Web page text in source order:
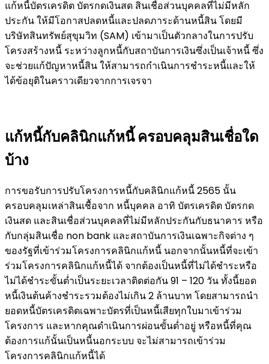
แก้หนี้บัตรเครดิต บัตรกดเงินสด สินเชื่อส่วนบุคคลที่ไม่มีหลัก
ประกัน ให้มีโอกาสปลดหนี้และปลดภาระด้านหนี้สิน โดยมี
บริษัทสินทรัพย์สุขุมวิท (SAM) เข้ามาเป็นตัวกลางในการปรับ
โครงสร้างหนี้ ระหว่างลูกหนี้กับสถาบันการเงินซึ่งเป็นเจ้าหนี้ ซึ่ง
จะช่วยแก้ปัญหาหนี้สิน ให้สามารถกำเนินการชำระหนี้และให้
ได้ข้อยุติในคราวเดียวจากการเจรจา
แก้หนี้กับคลินิกแก้หนี้ ครอบคลุมสินเชื่อใด
บ้าง
การขอรับการปรับโครงการหนี้กับคลินิกแก้หนี้ 2565 นั้น
ครอบคลุมเหล่าสินเชื้อจาก หนี้บุคคล อาทิ บัตรเครดิต บัตรกด
เงินสด และสินเชื่อส่วนบุคคลที่ไม่มีหลักประกันกับธนาคาร หรือ
กับกลุ่มสินเชื่อ non bank และสถาบันการเงินเฉพาะกิจต่าง ๆ
ของรัฐที่เข้าร่วมโครงการคลินิกแก้หนี้ นอกจากนั้นหนี้ที่จะเข้า
ร่วมโครงการคลินิกแก้หนี้ได้ จากต้องเป็นหนี้ที่ไม่ได้ชำระหรือ
ไม่ได้ชำระขั้นต่ำเป็นระยะเวลาติดต่อกัน 91 – 120 วัน ทั้งนี้ยอด
หนี้เงินต้นค้างชำระรวมต้องไม่เกิน 2 ล้านบาท โดยสามารถนำ
ยอดหนี้บัตรเครดิตเฉพาะบัตรที่เป็นหนี้เสียทุกใบมาเข้าร่วม
โครงการ และหากคุณดำเนินการผ่อนขั้นต่ำอยู่ หรือหนี้ที่คุณ
ต้องการแก้นั้นเป็นหนี้นอกระบบ จะไม่สามารถเข้าร่วม
โครงการคลินิกแก้หนี้ได้